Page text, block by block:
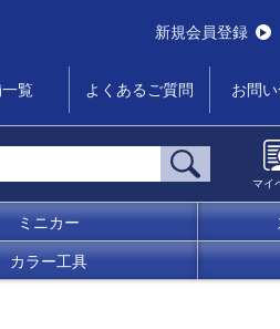
新規会員登録
覧 よくあるご質問 お問
マイ
ミニカー
カラー工具